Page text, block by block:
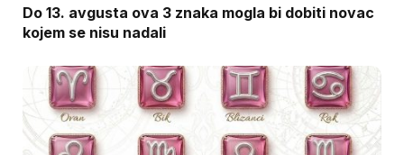
Do 13. avgusta ova 3 znaka mogla bi dobiti novac
kojem se nisu nadali